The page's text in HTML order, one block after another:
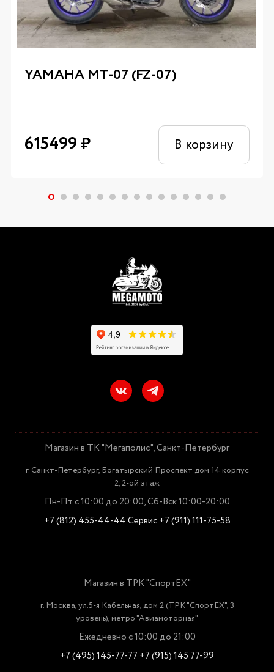
YAMAHA MT-07 (FZ-07)
615499₽ В корзину
Магазин в ТК "Мегаполис", Санкт-Петербург
г. Санкт-Петербург, Богатырский Проспект дом 14 корпус
2, 2-ой этаж
Пн-Пт с 10:00 до 20:00, Сб-Вск 10:00-20:00
+7 (812) 455-44-44Сервис +7 (911) 111-75-58
Магазин в ТРК "СпортЕХ"
г. Москва, ул.5-я Кабельная, дом 2 (ТРК "СпортЕХ", 3
уровень), метро "Авиамоторная"
Ежедневно с 10:00 до 21:00
+7 (495) 145-77-77 +7 (915) 145 77-99